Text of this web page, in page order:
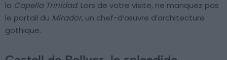
la Capella Trinidad. Lors de votre visite, ne manquez pas
le portail du Mirador, un chef-d’œuvre d’architecture
gothique.